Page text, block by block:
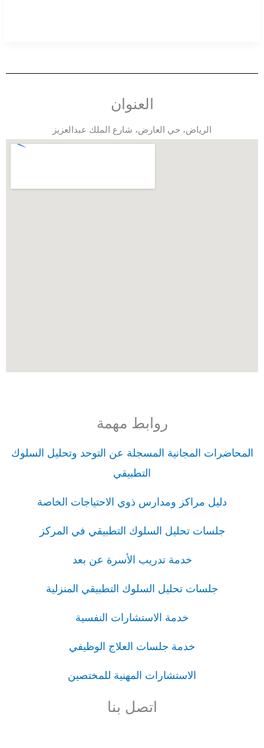
العنوان
الرياض، حي العارض، شارع الملك عبدالعزيز
روابط مهمة
المحاضرات المجانية المسجلة عن التوحد وتحليل السلوك
التطبيقي
دليل مراكز ومدارس ذوي الاحتياجات الخاصة
جلسات تحليل السلوك التطبيقي في المركز
خدمة تدريب الأسرة عن بعد
جلسات تحليل السلوك التطبيقي المنزلية
خدمة الاستشارات النفسية
خدمة جلسات العلاج الوظيفي
الاستشارات المهنية للمختصين
اتصل بنا